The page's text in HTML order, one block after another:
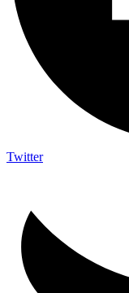
Twitter